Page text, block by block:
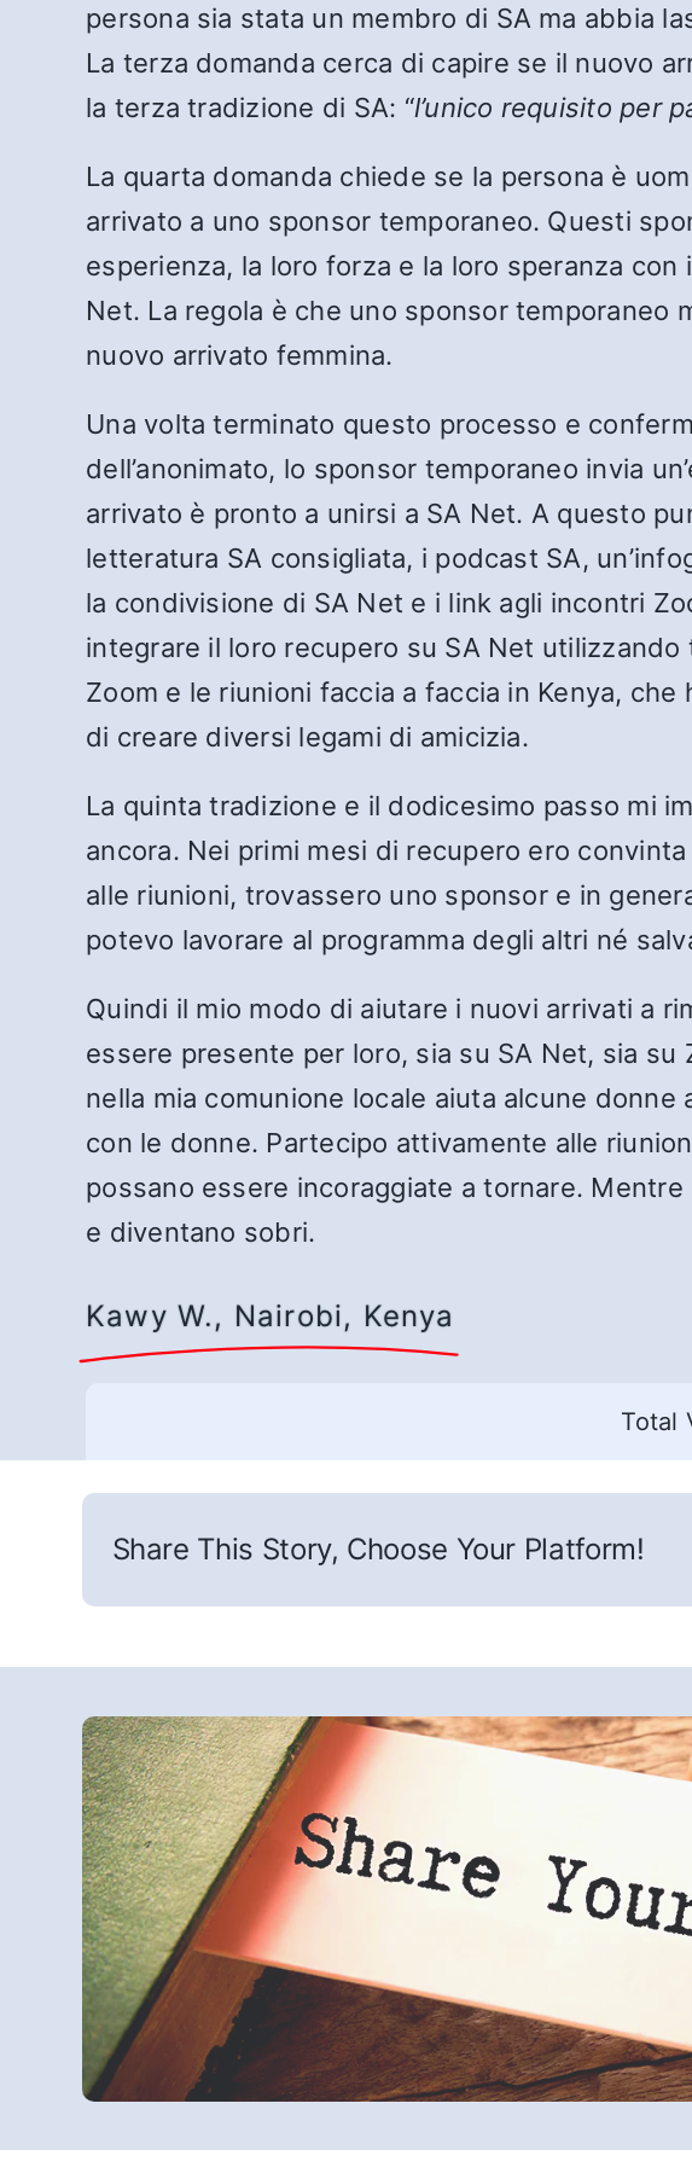
persona sia stata un membro di SA ma abbia
La terza domanda cerca di capire se il nuovo
la terza tradizione di SA: “l’unico requisito per
La quarta domanda chiede se la persona è
arrivato a uno sponsor temporaneo. Questi
esperienza, la loro forza e la loro speranza
Net. La regola è che uno sponsor temporaneo
nuovo arrivato femmina.
Una volta terminato questo processo e
dell’anonimato, lo sponsor temporaneo invia
arrivato è pronto a unirsi a SA Net. A questo
letteratura SA consigliata, i podcast SA,
la condivisione di SA Net e i link agli incontri
integrare il loro recupero su SA Net
Zoom e le riunioni faccia a faccia in Kenya,
di creare diversi legami di amicizia.
La quinta tradizione e il dodicesimo passo mi
ancora. Nei primi mesi di recupero ero
alle riunioni, trovassero uno sponsor e in
potevo lavorare al programma degli altri né
Quindi il mio modo di aiutare i nuovi arrivati a
essere presente per loro, sia su SA Net, sia
nella mia comunione locale aiuta alcune
con le donne. Partecipo attivamente alle
possano essere incoraggiate a tornare.
e diventano sobri.
Kawy W., Nairobi, Kenya
Total
Share This Story, Choose Your Platform!